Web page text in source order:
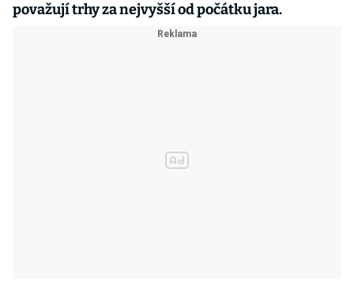
považují trhy za nejvyšší od počátku jara.